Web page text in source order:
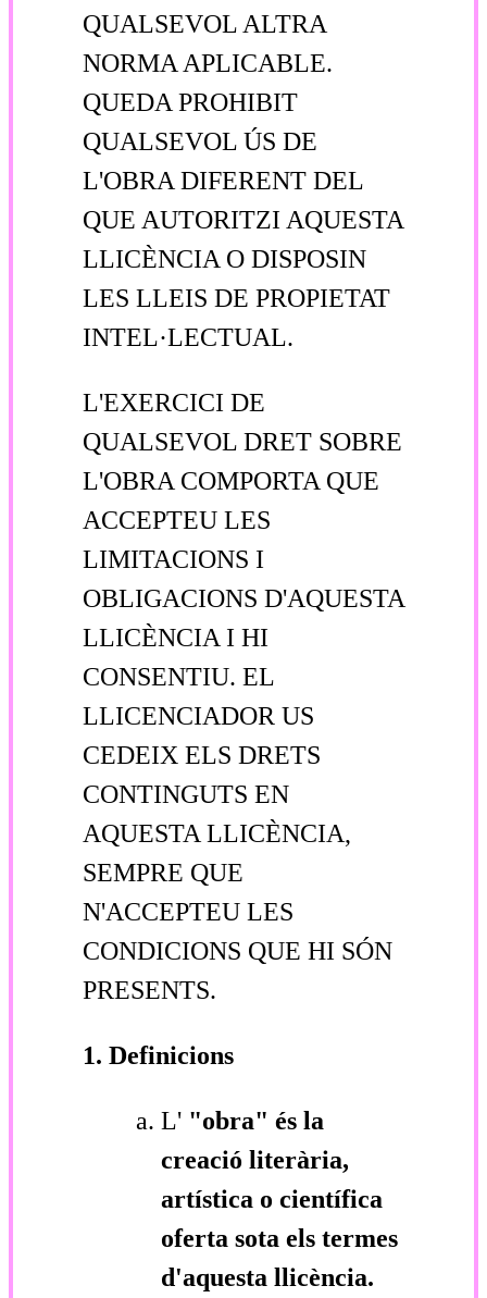
QUALSEVOL ALTRA
NORMA APLICABLE.
QUEDA PROHIBIT
QUALSEVOL ÚS DE
L'OBRA DIFERENT DEL
QUE AUTORITZI AQUESTA
LLICÈNCIA O DISPOSIN
LES LLEIS DE PROPIETAT
INTEL·LECTUAL.
L'EXERCICI DE
QUALSEVOL DRET SOBRE
L'OBRA COMPORTA QUE
ACCEPTEU LES
LIMITACIONS I
OBLIGACIONS D'AQUESTA
LLICÈNCIA I HI
CONSENTIU. EL
LLICENCIADOR US
CEDEIX ELS DRETS
CONTINGUTS EN
AQUESTA LLICÈNCIA,
SEMPRE QUE
N'ACCEPTEU LES
CONDICIONS QUE HI SÓN
PRESENTS.
1. Definicions
L' "obra" és la
creació literària,
artística o científica
oferta sota els termes
d'aquesta llicència.